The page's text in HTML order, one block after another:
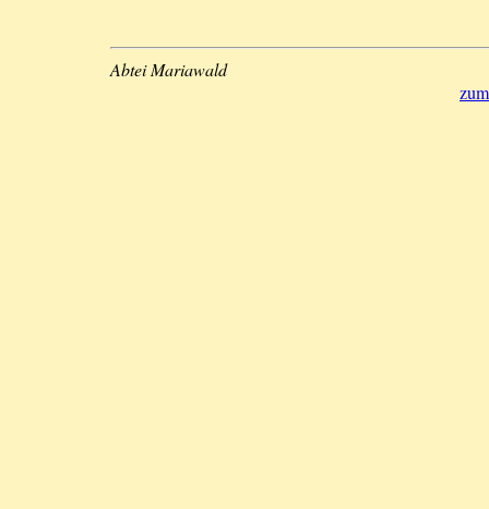
Abtei Mariawald